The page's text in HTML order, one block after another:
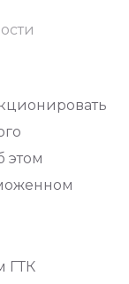
этом
ГТК